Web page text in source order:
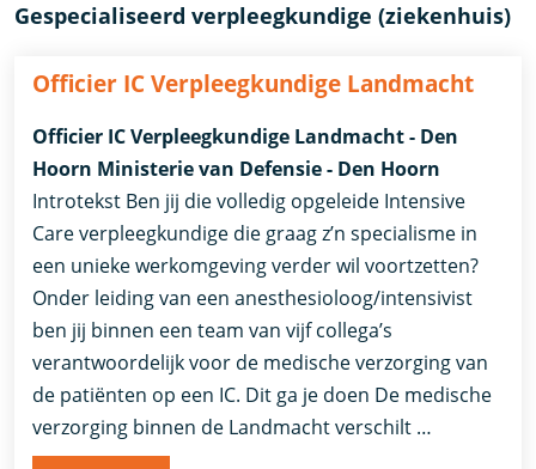
Gespecialiseerd verpleegkundige (ziekenhuis)
Officier IC Verpleegkundige Landmacht
Officier IC Verpleegkundige Landmacht - Den
Hoorn Ministerie van Defensie - Den Hoorn
Introtekst Ben jij die volledig opgeleide Intensive
Care verpleegkundige die graag z’n specialisme in
een unieke werkomgeving verder wil voortzetten?
Onder leiding van een anesthesioloog/intensivist
ben jij binnen een team van vijf collega’s
verantwoordelijk voor de medische verzorging van
de patiënten op een IC. Dit ga je doen De medische
verzorging binnen de Landmacht verschilt …